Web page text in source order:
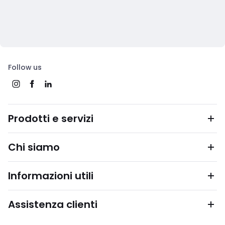
Follow us
Prodotti e servizi
Chi siamo
Informazioni utili
Assistenza clienti